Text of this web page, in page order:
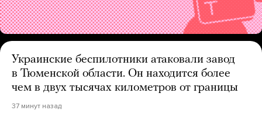
Украинские беспилотники атаковали завод
в Тюменской области. Он находится более
чем в двух тысячах километров от границы
37 минут назад